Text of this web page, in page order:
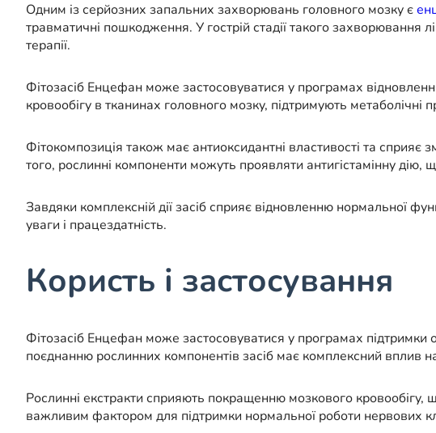
Одним із серйозних запальних захворювань головного мозку є
травматичні пошкодження. У гострій стадії такого захворювання
терапії.
Фітозасіб Енцефан може застосовуватися у програмах
кровообігу в тканинах головного мозку, підтримують
Фітокомпозиція також має антиоксидантні властивості та
того, рослинні компоненти можуть проявляти антигістамінну
Завдяки комплексній дії засіб сприяє відновленню нормальної
уваги і працездатність.
Користь і застосування
Фітозасіб Енцефан може застосовуватися у програмах
поєднанню рослинних компонентів засіб має комплексний вплив
Рослинні екстракти сприяють покращенню мозкового
важливим фактором для підтримки нормальної роботи нервових